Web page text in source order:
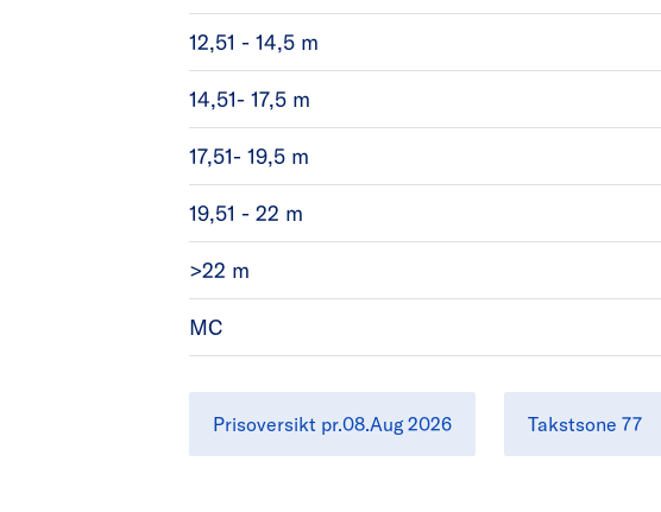
12,51 - 14,5 m
14,51- 17,5 m
17,51- 19,5 m
19,51 - 22 m
>22 m
MC
Prisoversikt pr.08.Aug 2026 Takstsone 77